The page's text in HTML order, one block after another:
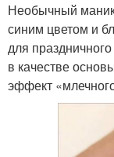
Необычный
синим цветом и
для
в качестве
эффект